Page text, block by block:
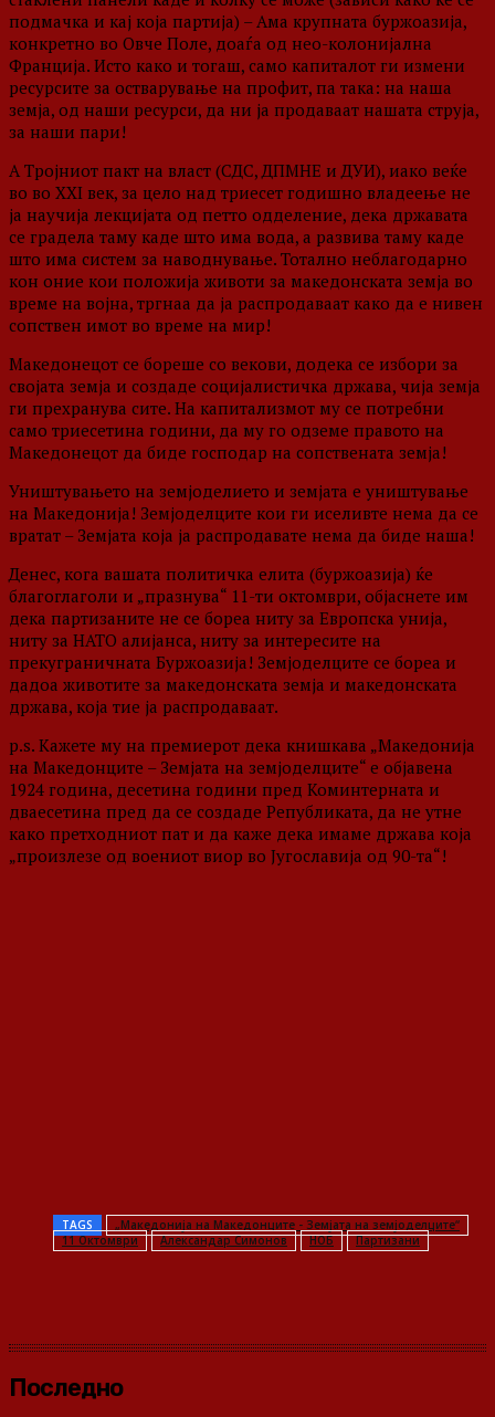
подмачка и кај која партија) – Ама крупната буржоазија,
конкретно во Овче Поле, доаѓа од нео-колонијална
Франција. Исто како и тогаш, само капиталот ги измени
ресурсите за остварување на профит, па така: на наша
земја, од наши ресурси, да ни ја продаваат нашата струја,
за наши пари!
А Тројниот пакт на власт (СДС, ДПМНЕ и ДУИ), иако веќе
во во XXI век, за цело над триесет годишно владеење не
ја научија лекцијата од петто одделение, дека државата
се градела таму каде што има вода, а развива таму каде
што има систем за наводнување. Тотално неблагодарно
кон оние кои положија животи за македонската земја во
време на војна, тргнаа да ја распродаваат како да е нивен
сопствен имот во време на мир!
Македонецот се бореше со векови, додека се избори за
својата земја и создаде социјалистичка држава, чија земја
ги прехранува сите. На капитализмот му се потребни
само триесетина години, да му го одземе правото на
Македонецот да биде господар на сопствената земја!
Уништувањето на земјоделието и земјата е уништување
на Македонија! Земјоделците кои ги иселивте нема да се
вратат – Земјата која ја распродавате нема да биде наша!
Денес, кога вашата политичка елита (буржоазија) ќе
благоглаголи и „празнува“ 11-ти октомври, објаснете им
дека партизаните не се бореа ниту за Европска унија,
ниту за НАТО алијанса, ниту за интересите на
прекуграничната Буржоазија! Земјоделците се бореа и
дадоа животите за македонската земја и македонската
држава, која тие ја распродаваат.
p.s. Кажете му на премиерот дека книшкава „Македонија
на Македонците – Земјата на земјоделците“ е објавена
1924 година, десетина години пред Коминтерната и
дваесетина пред да се создаде Републиката, да не утне
како претходниот пат и да каже дека имаме држава која
„произлезе од воениот виор во Југославија од 90-та“!
TAGS
„Македонија на Македонците - Земјата на земјоделците“
11 Октомври
Александар Симонов НОБ Партизани
Последно